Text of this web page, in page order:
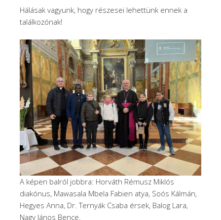
Hálásak vagyunk, hogy részesei lehettünk ennek a
találkozónak!
A képen balról jobbra: Horváth Rémusz Miklós
diakónus, Mawasala Mbela Fabien atya, Soós Kálmán,
Hegyes Anna, Dr. Ternyák Csaba érsek, Balog Lara,
Nagy János Bence.